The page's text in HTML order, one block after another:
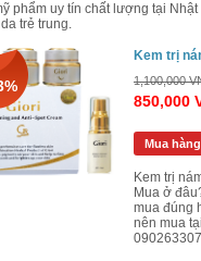
phẩm uy tín chất lượng tại
trẻ trung.
Kem trị
1,100,000
850,000
Mua hàng
Kem trị
Mua ở
mua đúng
nên mua